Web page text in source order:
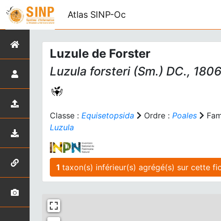
Atlas SINP-Oc
Luzule de Forster
Luzula forsteri(Sm.) DC., 1806
Classe : Equisetopsida Ordre : Poales
Luzula
1 taxon(s)